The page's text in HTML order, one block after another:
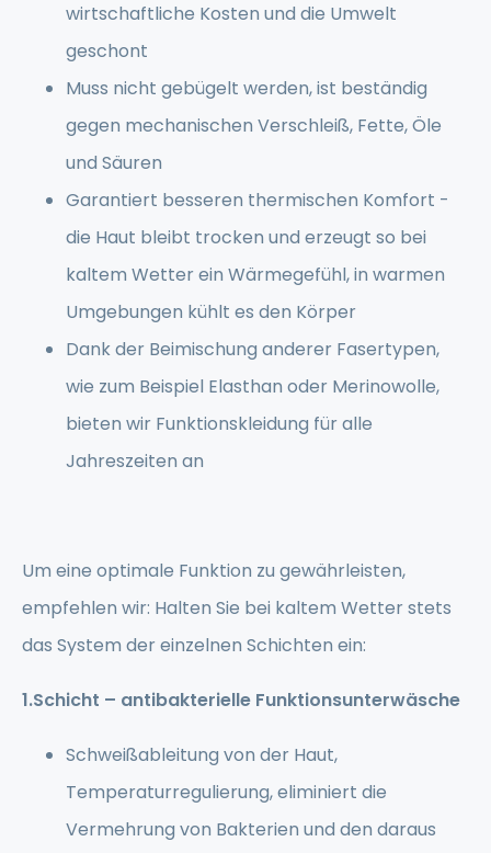
wirtschaftliche Kosten und die Umwelt
geschont
Muss nicht gebügelt werden, ist beständig
gegen mechanischen Verschleiß, Fette, Öle
und Säuren
Garantiert besseren thermischen Komfort -
die Haut bleibt trocken und erzeugt so bei
kaltem Wetter ein Wärmegefühl, in warmen
Umgebungen kühlt es den Körper
Dank der Beimischung anderer Fasertypen,
wie zum Beispiel Elasthan oder Merinowolle,
bieten wir Funktionskleidung für alle
Jahreszeiten an
Um eine optimale Funktion zu gewährleisten,
empfehlen wir: Halten Sie bei kaltem Wetter stets
das System der einzelnen Schichten ein:
1.Schicht – antibakterielle Funktionsunterwäsche
Schweißableitung von der Haut,
Temperaturregulierung, eliminiert die
Vermehrung von Bakterien und den daraus